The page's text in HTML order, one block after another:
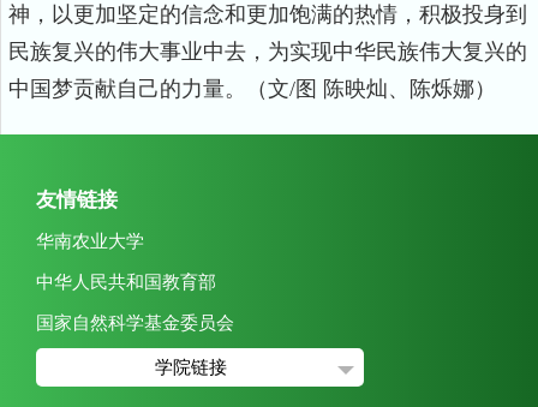
神，以更加坚定的信念和更加饱满的热情，积极投身到
民族复兴的伟大事业中去，为实现中华民族伟大复兴的
中国梦贡献自己的力量。（文/图 陈映灿、陈烁娜）
友情链接
华南农业大学
中华人民共和国教育部
国家自然科学基金委员会
学院链接